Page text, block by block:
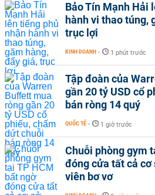
Bảo Tín Mạnh Hải
hành vi thao túng,
trục lợi
KINH DOANH - 1 phút trước
Tập đoàn của
gần 20 tỷ USD cổ
bán ròng 14 quý
QUỐC TẾ - 1 giờ trước
Chuỗi phòng gym
đóng cửa tất cả cơ
viên bơ vơ